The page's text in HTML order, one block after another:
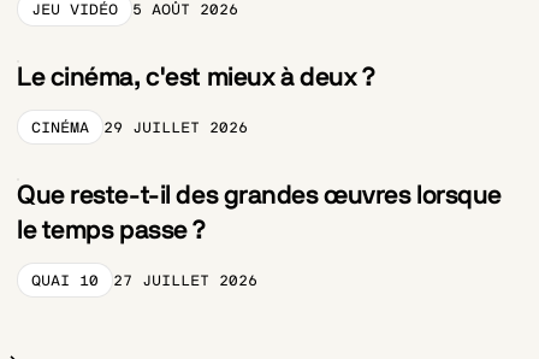
CATEGORY_PRELABEL
JEU VIDÉO 5 AOÛT 2026
Le cinéma, c'est mieux à deux ?
CATEGORY_PRELABEL
CINÉMA 29 JUILLET 2026
Que reste-t-il des grandes œuvres lorsque
le temps passe ?
CATEGORY_PRELABEL
QUAI 10 27 JUILLET 2026